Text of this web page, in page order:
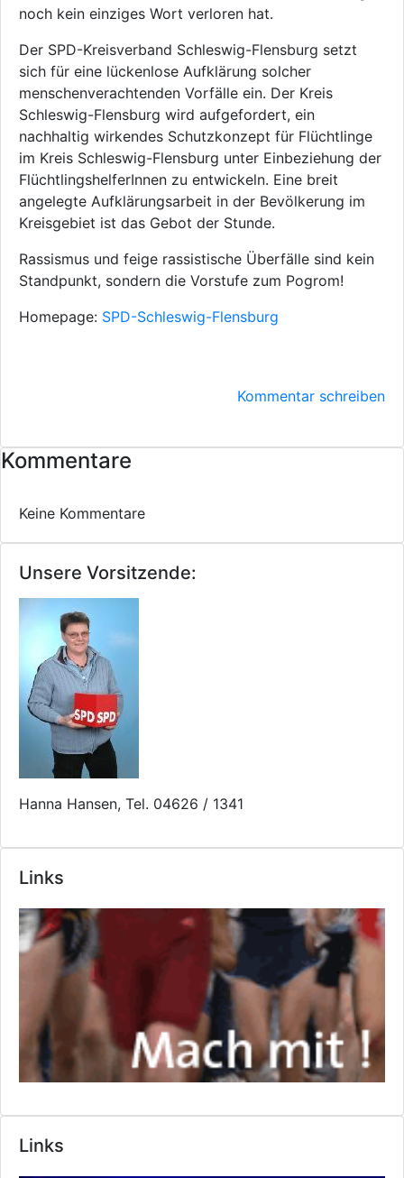
Unsere Vorsitzende:
Hanna Hansen, Tel. 04626 / 1341
noch kein einziges Wort verloren hat.
Der SPD-Kreisverband Schleswig-Flensburg setzt
sich für eine lückenlose Aufklärung solcher
menschenverachtenden Vorfälle ein. Der Kreis
Schleswig-Flensburg wird aufgefordert, ein
nachhaltig wirkendes Schutzkonzept für Flüchtlinge
im Kreis Schleswig-Flensburg unter Einbeziehung der
FlüchtlingshelferInnen zu entwickeln. Eine breit
angelegte Aufklärungsarbeit in der Bevölkerung im
Kreisgebiet ist das Gebot der Stunde.
Rassismus und feige rassistische Überfälle sind kein
Standpunkt, sondern die Vorstufe zum Pogrom!
Homepage: SPD-Schleswig-Flensburg
Kommentar schreiben
Kommentare
Keine Kommentare
Links
Links